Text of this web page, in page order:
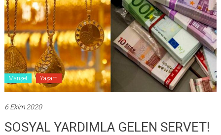
Manşet Yaşam
6 Ekim 2020
SOSYAL YARDIMLA GELEN SERVET!